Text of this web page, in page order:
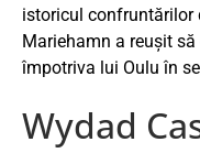
istoricul confruntărilor
Mariehamn a reușit
împotriva lui Oulu în
Wydad